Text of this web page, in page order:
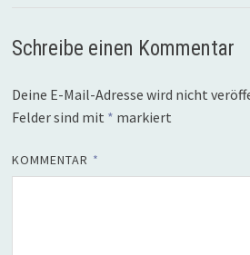
Schreibe einen Kommentar
Deine E-Mail-Adresse wird nicht
Felder sind mit * markiert
KOMMENTAR *